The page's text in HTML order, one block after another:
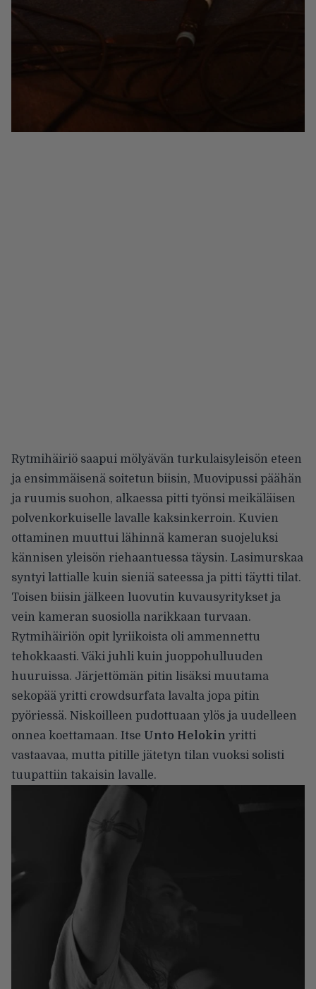
Rytmihäiriö saapui mölyävän turkulaisyleisön eteen
ja ensimmäisenä soitetun biisin, Muovipussi päähän
ja ruumis suohon, alkaessa pitti työnsi meikäläisen
polvenkorkuiselle lavalle kaksinkerroin. Kuvien
ottaminen muuttui lähinnä kameran suojeluksi
kännisen yleisön riehaantuessa täysin. Lasimurskaa
syntyi lattialle kuin sieniä sateessa ja pitti täytti tilat.
Toisen biisin jälkeen luovutin kuvausyritykset ja
vein kameran suosiolla narikkaan turvaan.
Rytmihäiriön opit lyriikoista oli ammennettu
tehokkaasti. Väki juhli kuin juoppohulluuden
huuruissa. Järjettömän pitin lisäksi muutama
sekopää yritti crowdsurfata lavalta jopa pitin
pyöriessä. Niskoilleen pudottuaan ylös ja uudelleen
onnea koettamaan. Itse Unto Helokin yritti
vastaavaa, mutta pitille jätetyn tilan vuoksi solisti
tuupattiin takaisin lavalle.